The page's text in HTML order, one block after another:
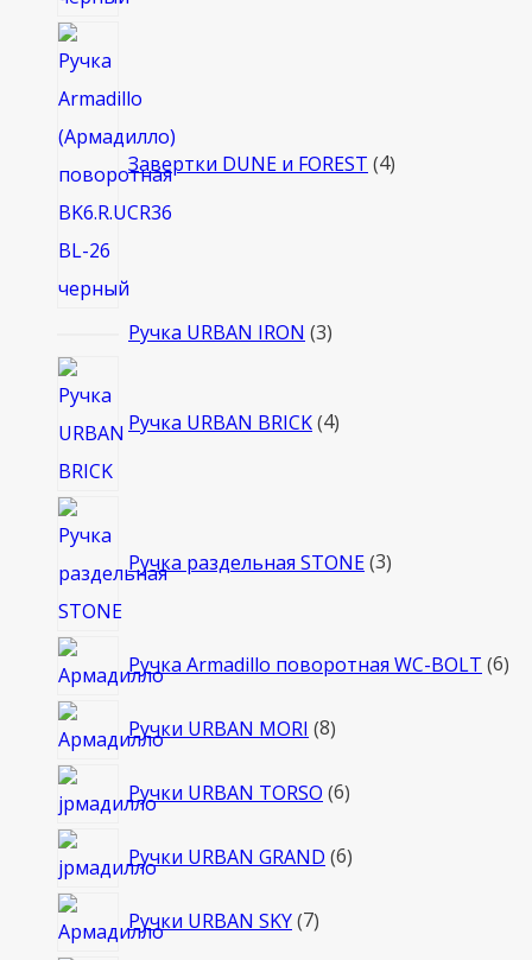
Завертки DUNE и FOREST 4
Ручка URBAN IRON 33
Ручка URBAN BRICK 4товара
Ручка раздельная STONE 3товара
Ручка Armadillo поворотная WC-BOLT 66
Ручки URBAN MORI 88
Ручки URBAN TORSO 66
Ручки URBAN GRAND 66
Ручки URBAN SKY 77